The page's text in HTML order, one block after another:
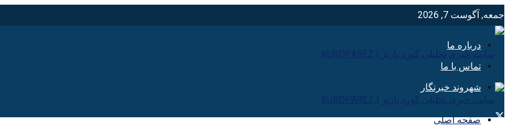
جمعه, آگوست 7, 2026
درباره ما
تماس با ما
شهروند خبرنگار
صفحه اصلی